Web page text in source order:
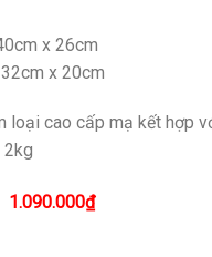
x 26cm
x 20cm
loại cao cấp mạ kết hợp
2kg
1.090.000₫